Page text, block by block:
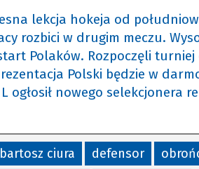
lekcja hokeja od
rozbici w drugim meczu.
Polaków. Rozpoczęli turniej
Polski będzie w
ogłosił nowego selekcjonera
bartosz ciura defensor